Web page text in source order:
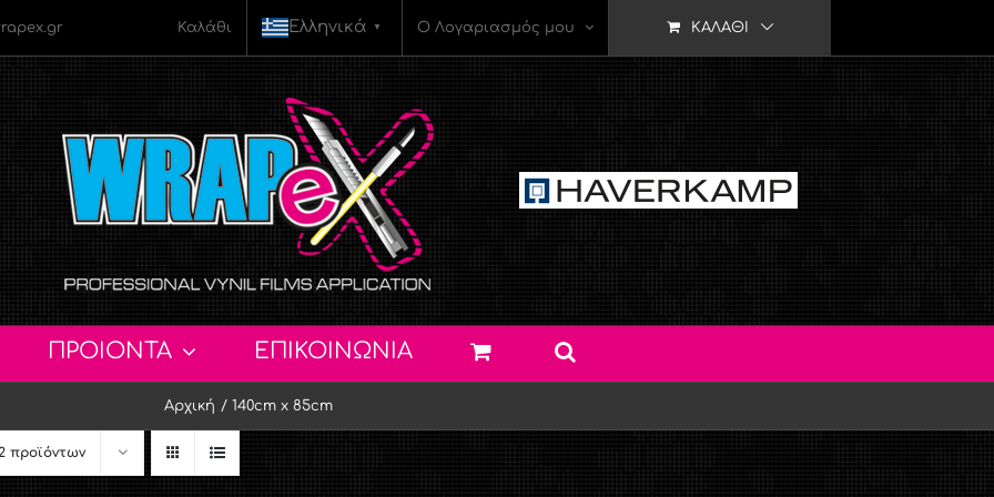
Καλάθι Ελληνικά ▼ Ο Λογαριασμός μου ΚΑΛΆΘΙ
ΠΡΟΙΟΝΤΑ ΕΠΙΚΟΙΝΩΝΙΑ
Αρχική 140cm x 85cm
προϊόντων